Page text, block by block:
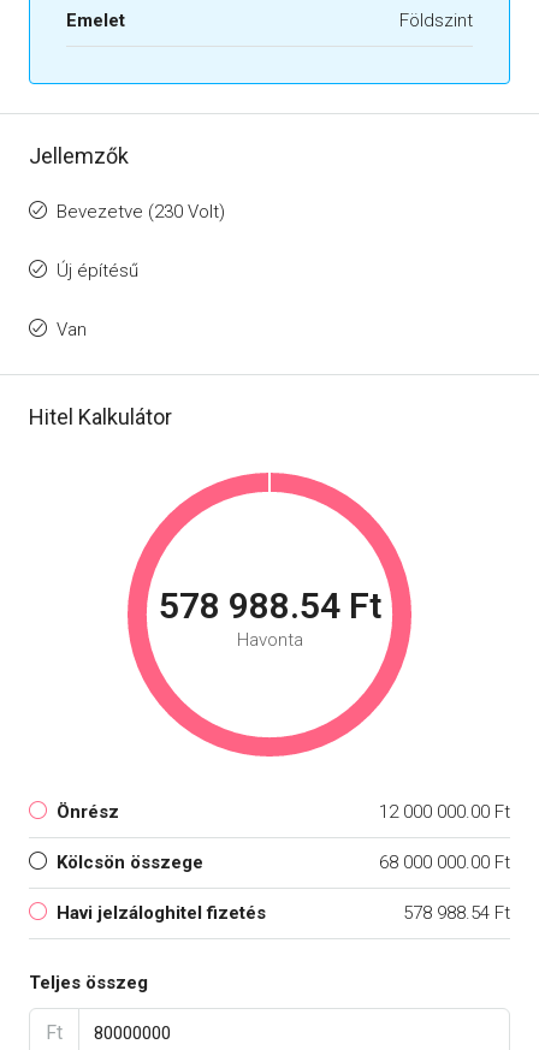
Emelet Földszint
Jellemzők
Bevezetve (230 Volt)
Új építésű
Van
Hitel Kalkulátor
578 988.54 Ft
Havonta
Önrész 12 000 000.00 Ft
Kölcsön összege 68 000 000.00 Ft
Havi jelzáloghitel fizetés 578 988.54 Ft
Teljes összeg
Ft